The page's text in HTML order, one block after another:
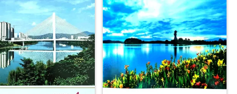
价
格
汇
编，
百
色
市
造
价
信
息
发
布，
用
于
柳
州
工
程
投
资
PDF 下载
息
（梧
州
建
设
工
程
造
价
信
息）
PDF 下载